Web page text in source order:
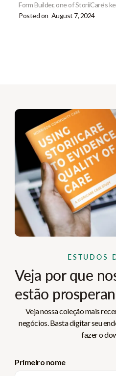
Form Builder, one of StoriiCare’s
Posted on August 7, 2024
ESTUDOS
Veja por que
estão
Veja nossa coleção mais
negócios. Basta digitar seu
fazer o
Primeiro nome